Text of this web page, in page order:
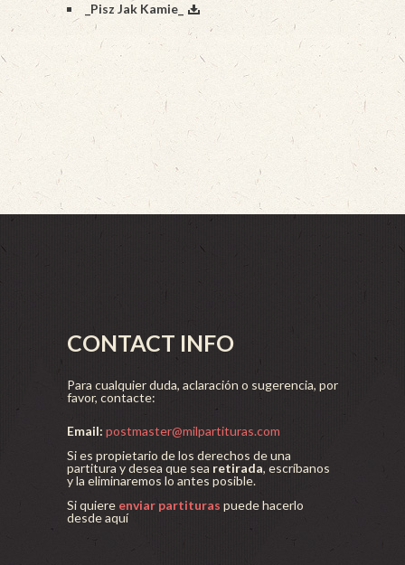
_Pisz Jak Kamie_
CONTACT INFO
Para cualquier duda, aclaración o sugerencia, por
favor, contacte:
Email: postmaster@milpartituras.com
Si es propietario de los derechos de una
partitura y desea que sea retirada, escríbanos
y la eliminaremos lo antes posible.
Si quiere enviar partituras puede hacerlo
desde aquí